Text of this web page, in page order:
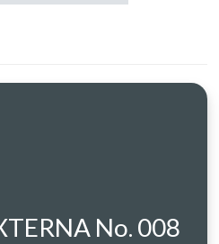
No. 008